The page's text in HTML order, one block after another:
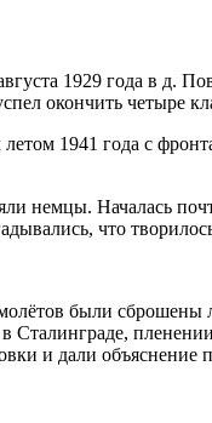
1929 года в д.
окончить четыре
1941 года с
немцы. Началась
что
были сброшены
Сталинграде,
и дали